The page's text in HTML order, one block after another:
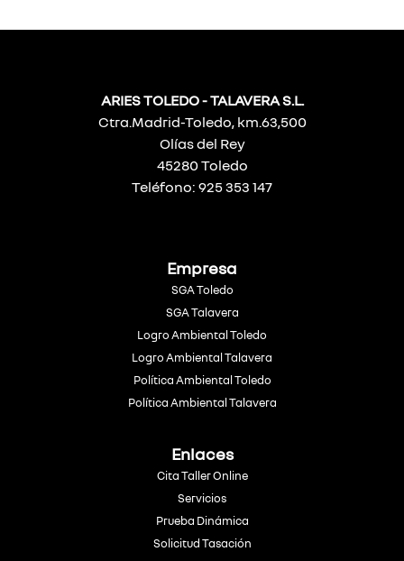
ARIES TOLEDO - TALAVERA S.L.
Ctra.Madrid-Toledo, km.63,500
Olías del Rey
45280 Toledo
Teléfono: 925 353 147
Empresa
SGA Toledo
SGA Talavera
Logro Ambiental Toledo
Logro Ambiental Talavera
Política Ambiental Toledo
Política Ambiental Talavera
Enlaces
Cita Taller Online
Servicios
Prueba Dinámica
Solicitud Tasación